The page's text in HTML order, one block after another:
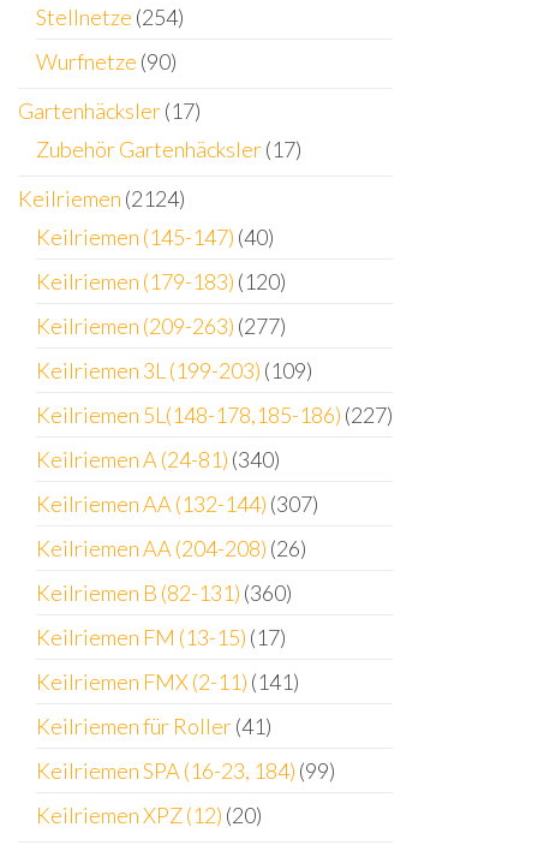
Stellnetze (254)
Wurfnetze (90)
Gartenhäcksler(17)
Zubehör Gartenhäcksler(17)
Keilriemen (2124)
Keilriemen (145-147) (40)
Keilriemen (179-183) (120)
Keilriemen (209-263) (277)
Keilriemen 3L (199-203) (109)
Keilriemen 5L(148-178,185-186) (227)
Keilriemen A (24-81) (340)
Keilriemen AA (132-144) (307)
Keilriemen AA (204-208) (26)
Keilriemen B (82-131) (360)
Keilriemen FM (13-15) (17)
Keilriemen FMX (2-11) (141)
Keilriemen für Roller(41)
Keilriemen SPA (16-23, 184) (99)
Keilriemen XPZ (12) (20)